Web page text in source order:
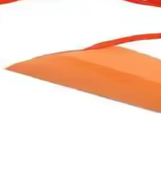
kullanım sağlar, çeşitli ortamlar için
süreli kullanımda bile rahatlık
ve konforlu kullanım sağlar,